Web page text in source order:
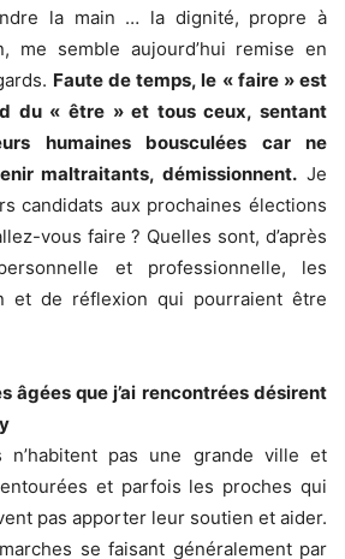
la main … la dignité, propre à
me semble aujourd’hui remise en
Faute de temps, le « faire » est
du « être » et tous ceux, sentant
humaines bousculées car ne
maltraitants, démissionnent. Je
candidats aux prochaines élections
vous faire ? Quelles sont, d’après
et professionnelle, les
et de réflexion qui pourraient être
âgées que j’ai rencontrées désirent
n’habitent pas une grande ville et
et parfois les proches qui
pas apporter leur soutien et aider.
se faisant généralement par